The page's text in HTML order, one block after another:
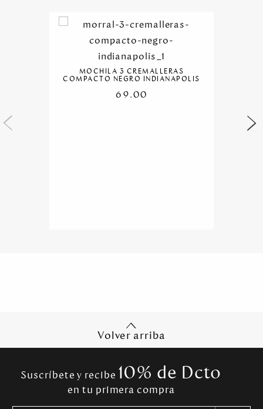
MOCHILA 3 CREMALLERAS
COMPACTO NEGRO INDIANAPOLIS
69.00
Volver arriba
Suscríbete y recibe 10% de Dcto
en tu primera compra